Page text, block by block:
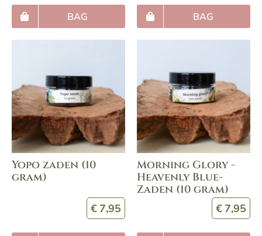
BAG BAG
Yopo zaden (10
gram)
€ 7,95
Morning Glory -
Heavenly Blue-
Zaden (10 gram)
€ 7,95